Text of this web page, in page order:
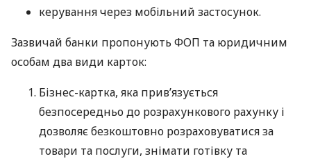
керування через мобільний застосунок.
Зазвичай банки пропонують ФОП та юридичним
особам два види карток:
Бізнес-картка, яка прив’язується
безпосередньо до розрахункового рахунку і
дозволяє безкоштовно розраховуватися за
товари та послуги, знімати готівку та